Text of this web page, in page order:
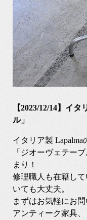
【2023/12/14】イ
ル」
イタリア製 Lapalma
「ジオーヴェテー
まり！
修理職人も在籍し
いても大丈夫。
まずはお気軽にお
アンティーク家具